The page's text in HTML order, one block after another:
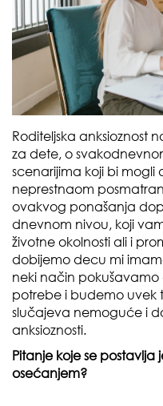
Roditeljska anksioznost
za dete, o
scenarijima koji bi mogli
neprestnaom
ovakvog ponašanja
dnevnom nivou, koji
životne okolnosti ali i
dobijemo decu mi
neki način pokušavamo
potrebe i budemo uvek
slučajeva nemoguće i
anksioznosti.
Pitanje koje se postavlja
osećanjem?